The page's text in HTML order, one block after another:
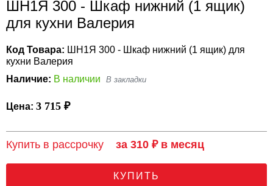
ШН1Я 300 - Шкаф нижний (1 ящик)
для кухни Валерия
Код Товара: ШН1Я 300 - Шкаф нижний (1 ящик) для
кухни Валерия
Наличие: В наличии
Цена: 3 715 ₽
Купить в рассрочку за 310 ₽ в месяц
КУПИТЬ